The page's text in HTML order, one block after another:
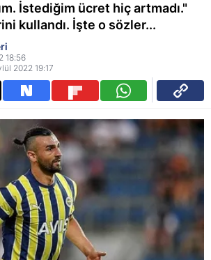
İstediğim ücret hiç artmadı."
kullandı. İşte o sözler...
18:56
2022 19:17